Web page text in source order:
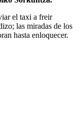
el taxi a freir
las miradas de los
hasta enloquecer.